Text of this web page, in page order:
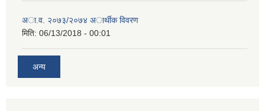
अा.व. २०७३/२०७४ अार्थीक विवरण
मिति: 06/13/2018 - 00:01
अन्य